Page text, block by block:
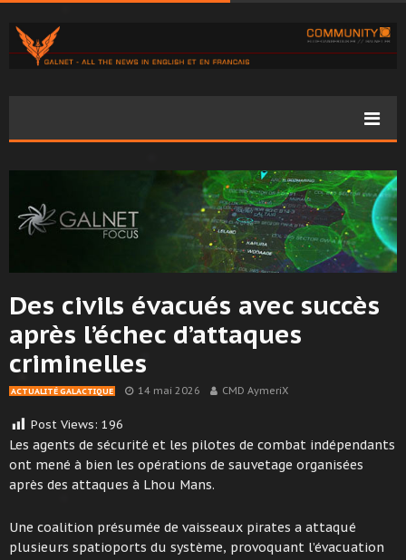
Des civils évacués avec succès
après l’échec d’attaques
criminelles
ACTUALITÉ GALACTIQUE 14 mai 2026 CMD AymeriX
Post Views: 196
Les agents de sécurité et les pilotes de combat indépendants
ont mené à bien les opérations de sauvetage organisées
après des attaques à Lhou Mans.
Une coalition présumée de vaisseaux pirates a attaqué
plusieurs spatioports du système, provoquant l’évacuation